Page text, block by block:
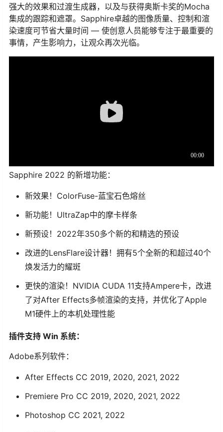
强大的效果和过渡生成器，以及与获得奥斯卡奖的Mocha
集成的跟踪和遮罩。Sapphire卓越的图像质量、控制和渲
染速度可节省大量时间 — 使创意人员能够专注于最重要的
事情，产生影响力，让观众再次光临。
Sapphire 2022 的新增功能：
新效果！ColorFuse-蓝宝石色熔丝
新功能！UltraZap中的摩卡样条
新预设！2022年350多个新的和精选的预设
改进的LensFlare设计器！拥有5个全新的和超过40个
焕发活力的耀斑
更快的渲染！NVIDIA CUDA 11支持Ampere卡，改进
了对After Effects多帧渲染的支持，并优化了Apple
M1硬件上的本机处理性能
插件支持 Win 系统：
Adobe系列软件：
After Effects CC 2019, 2020, 2021, 2022
Premiere Pro CC 2019, 2020, 2021, 2022
Photoshop CC 2021, 2022